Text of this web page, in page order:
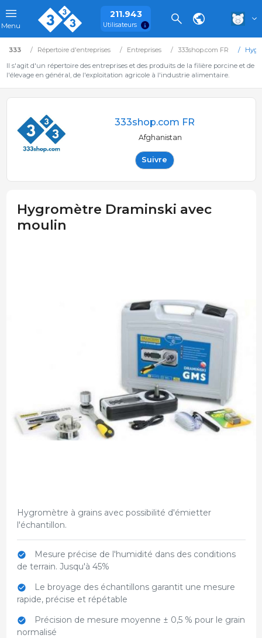
Menu
211.943
Utilisateurs
333 Répertoire d'entreprises Entreprises 333shop.com FR
Il s'agit d'un répertoire des entreprises et des produits de la filière porcine et de
l'élevage en général, de l'exploitation agricole à l'industrie alimentaire.
333shop.com FR
Afghanistan
Suivre
Hygromètre Draminski avec
moulin
Hygromètre à grains avec possibilité d'émietter
l'échantillon.
Mesure précise de l'humidité dans des conditions
de terrain. Jusqu'à 45%
Le broyage des échantillons garantit une mesure
rapide, précise et répétable
Précision de mesure moyenne ± 0,5 % pour le grain
normalisé